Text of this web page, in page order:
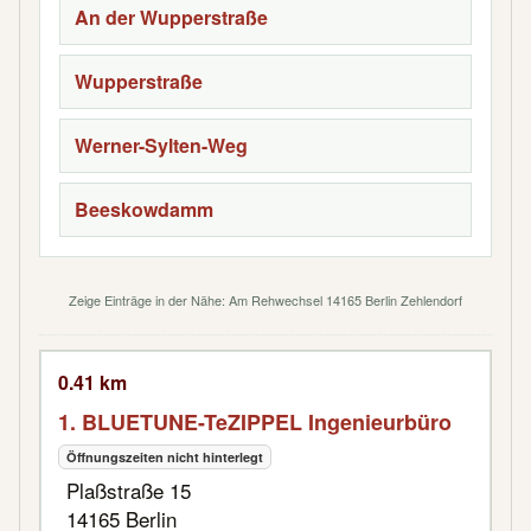
An der Wupperstraße
Wupperstraße
Werner-Sylten-Weg
Beeskowdamm
Zeige Einträge in der Nähe: Am Rehwechsel 14165 Berlin Zehlendorf
0.41 km
1. BLUETUNE-TeZIPPEL Ingenieurbüro
Öffnungszeiten nicht hinterlegt
Plaßstraße 15
14165 Berlin